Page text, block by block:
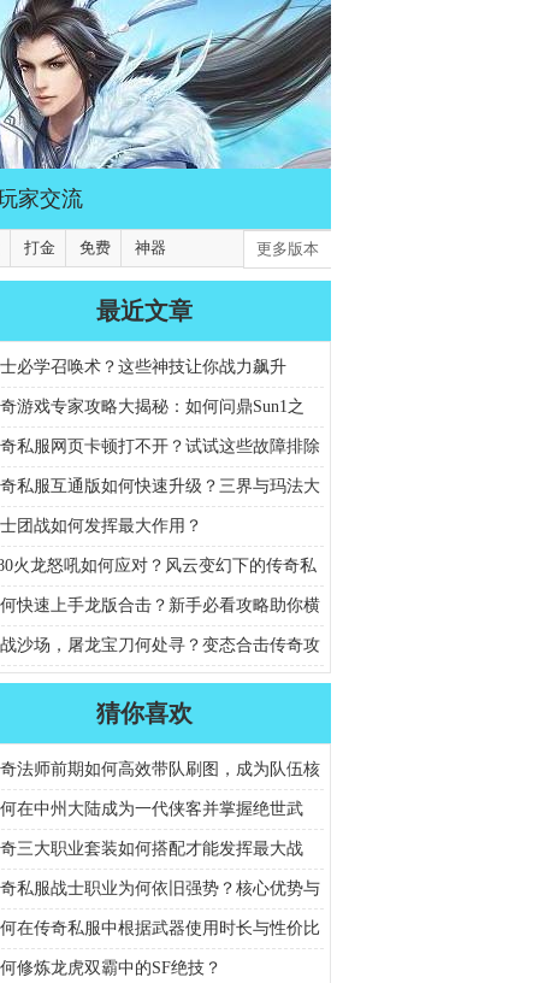
家交流
打金 免费 神器 更多版本
最近文章
必学召唤术？这些神技让你战力飙升
游戏专家攻略大揭秘：如何问鼎Sun1之
效攻城拔寨，制霸群雄争霸？
私服网页卡顿打不开？试试这些故障排除
私服互通版如何快速升级？三界与玛法大
些隐藏任务？
团战如何发挥最大作用？
火龙怒吼如何应对？风云变幻下的传奇私
全攻略？
快速上手龙版合击？新手必看攻略助你横
沙场，屠龙宝刀何处寻？变态合击传奇攻
析
猜你喜欢
法师前期如何高效带队刷图，成为队伍核
在中州大陆成为一代侠客并掌握绝世武
三大职业套装如何搭配才能发挥最大战
私服战士职业为何依旧强势？核心优势与
巧解析
在传奇私服中根据武器使用时长与性价比
佳选择？
修炼龙虎双霸中的SF绝技？